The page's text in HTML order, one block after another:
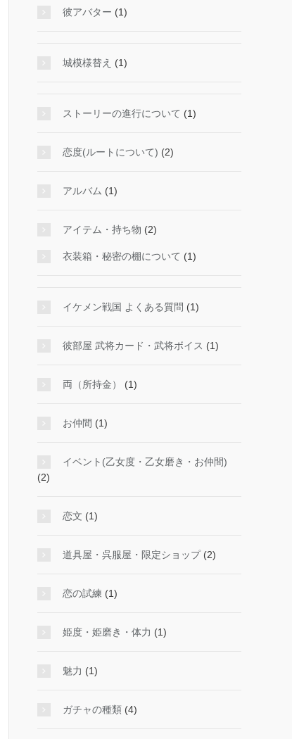
彼アバター (1)
城模様替え (1)
ストーリーの進行について (1)
恋度(ルートについて) (2)
アルバム (1)
アイテム・持ち物 (2)
衣装箱・秘密の棚について (1)
イケメン戦国 よくある質問 (1)
彼部屋 武将カード・武将ボイス (1)
両（所持金） (1)
お仲間 (1)
イベント(乙女度・乙女磨き・お仲間)
(2)
恋文 (1)
道具屋・呉服屋・限定ショップ(2)
恋の試練 (1)
姫度・姫磨き・体力 (1)
魅力 (1)
ガチャの種類 (4)